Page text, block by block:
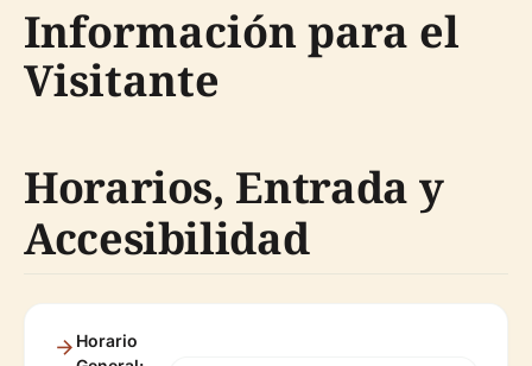
Información para el
Visitante
Horarios, Entrada y
Accesibilidad
Horario